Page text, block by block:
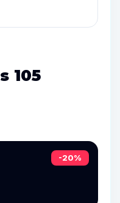
105
-20%